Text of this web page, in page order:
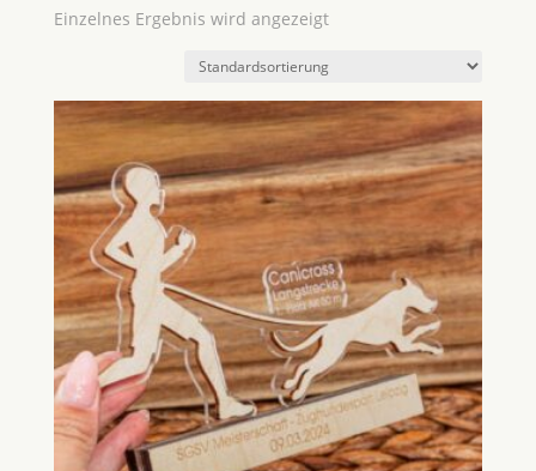
Einzelnes Ergebnis wird angezeigt